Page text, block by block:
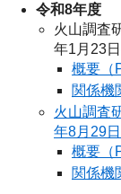
令和8年度
火山調査
年1月23日
概要（
関係機
火山調査
年8月29
概要（
関係機